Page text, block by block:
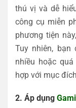
thú vị và dễ
công cụ miễn
phương tiện
Tuy nhiên, bạn
nhiều hoặc
hợp với mục
2. Áp dụng